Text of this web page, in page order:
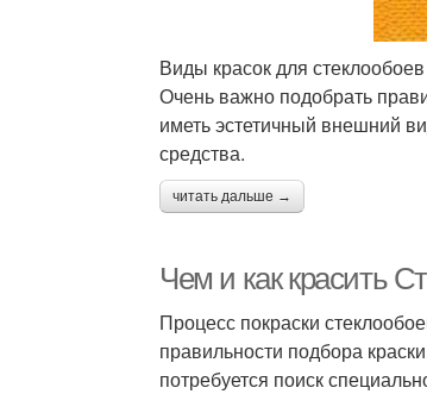
Виды красок для стеклообоев
Очень важно подобрать
иметь эстетичный внешний
средства.
читать дальше →
Чем и как красить
Процесс покраски
правильности подбора
потребуется поиск